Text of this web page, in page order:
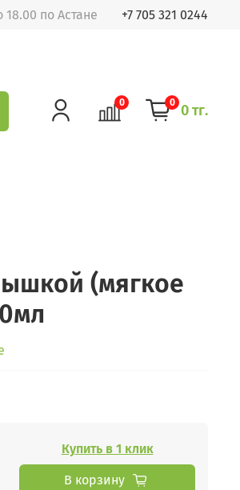
18.00 по Астане +7 705 321 0244
0 0 0 тг.
(мягкое
Купить в 1 клик
В корзину